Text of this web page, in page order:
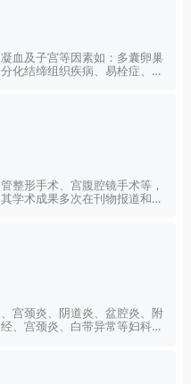
血及子宫等因素如：多囊卵巢
化结缔组织疾病、易栓症、薄
发症、合并症及围产期的管
产及宫腹腔镜等妇产科手术。
整形手术、宫腹腔镜手术等，
学术成果多次在刊物报道和转
宫颈炎、阴道炎、盆腔炎、附
、宫颈炎、白带异常等妇科常